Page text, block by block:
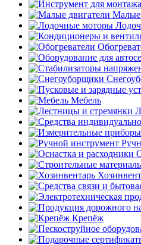
Малые
Мебель
Крепёж